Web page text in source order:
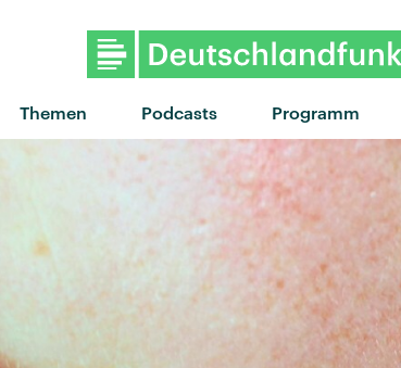
Themen Podcasts Programm